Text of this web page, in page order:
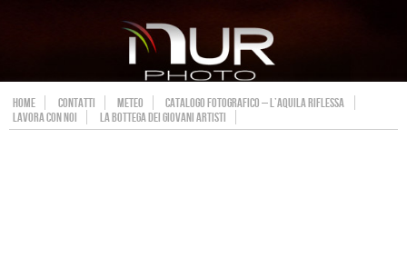
HOME CONTATTI METEO
CATALOGO FOTOGRAFICO – L’AQUILA RIFLESSA
LAVORA CON NOI
LA BOTTEGA DEI GIOVANI ARTISTI